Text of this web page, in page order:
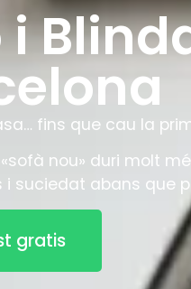
fins que cau la
nou» duri molt
suciedat abans que
gratis